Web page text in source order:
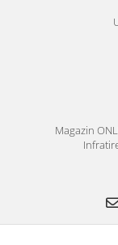
Magazin